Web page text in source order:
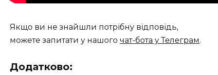
Якщо ви не знайшли потрібну відповідь,
можете запитати у нашого чат-бота у Телеграм.
Додатково: